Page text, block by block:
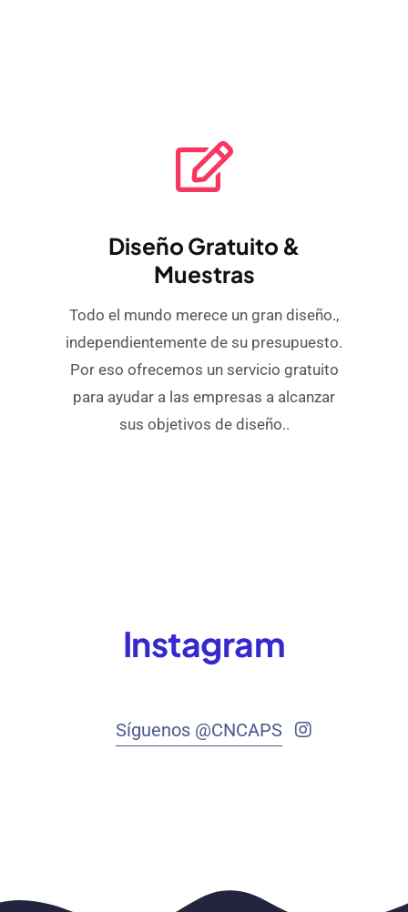
Diseño Gratuito &
Muestras
Todo el mundo merece un gran diseño.,
independientemente de su presupuesto.
Por eso ofrecemos un servicio gratuito
para ayudar a las empresas a alcanzar
sus objetivos de diseño..
Instagram
Síguenos @CNCAPS